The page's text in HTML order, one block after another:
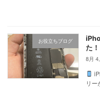
お役立ちブログ
た
8月
リ